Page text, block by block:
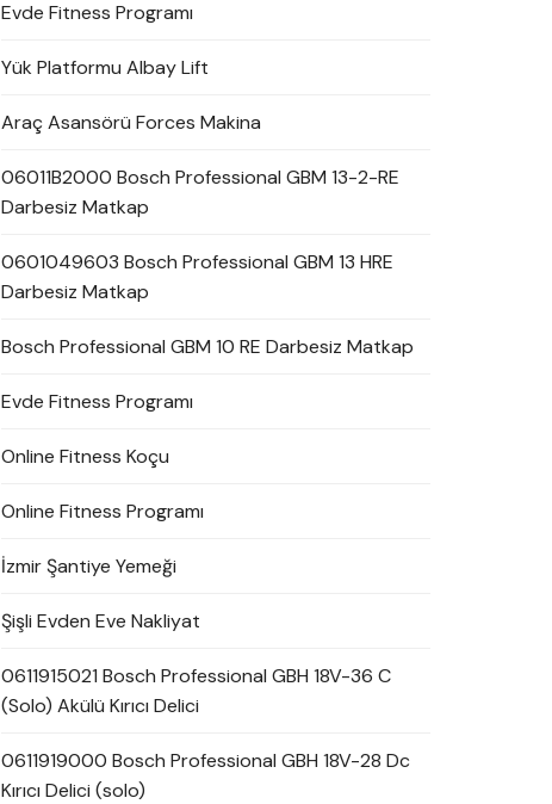
Evde Fitness Programı
Yük Platformu Albay Lift
Araç Asansörü Forces Makina
06011B2000 Bosch Professional GBM 13-2-RE
Darbesiz Matkap
0601049603 Bosch Professional GBM 13 HRE
Darbesiz Matkap
Bosch Professional GBM 10 RE Darbesiz Matkap
Evde Fitness Programı
Online Fitness Koçu
Online Fitness Programı
İzmir Şantiye Yemeği
Şişli Evden Eve Nakliyat
0611915021 Bosch Professional GBH 18V-36 C
(Solo) Akülü Kırıcı Delici
0611919000 Bosch Professional GBH 18V-28 Dc
Kırıcı Delici (solo)